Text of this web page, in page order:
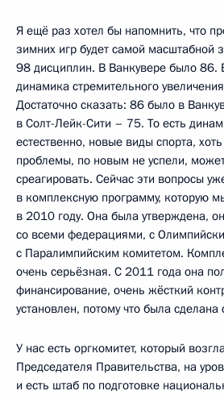
Я ещё раз хотел бы напомнить, что
зимних игр будет самой масштабной
98 дисциплин. В Ванкувере было 86.
динамика стремительного
Достаточно сказать: 86 было в
в Солт-Лейк-Сити – 75. То есть
естественно, новые виды спорта,
проблемы, по новым не успели,
среагировать. Сейчас эти вопросы
в комплексную программу, которую
в 2010 году. Она была утверждена,
со всеми федерациями, с
с Паралимпийским комитетом.
очень серьёзная. С 2011 года она
финансирование, очень жёсткий
установлен, потому что была сделана
У нас есть оргкомитет, который
Председателя Правительства, на
и есть штаб по подготовке